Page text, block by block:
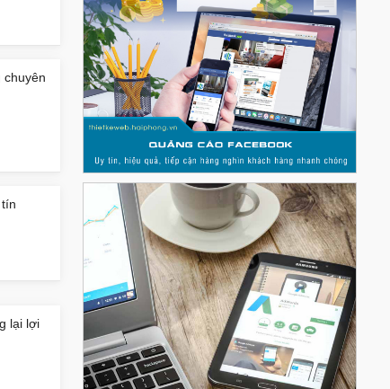
chuyên
lại lợi